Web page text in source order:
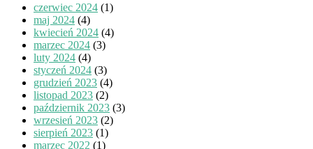
czerwiec 2024 (1)
maj 2024 (4)
kwiecień 2024 (4)
marzec 2024 (3)
luty 2024 (4)
styczeń 2024 (3)
grudzień 2023 (4)
listopad 2023 (2)
październik 2023 (3)
wrzesień 2023 (2)
sierpień 2023 (1)
marzec 2022 (1)